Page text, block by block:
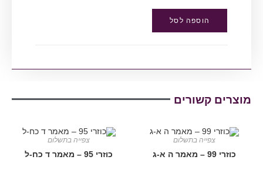
הוספה לסל
מוצרים קשורים
צפייה בתשלום
כוזרי 99 – מאמר ה א-ג
צפייה בתשלום
כוזרי 95 – מאמר ד כח-ל